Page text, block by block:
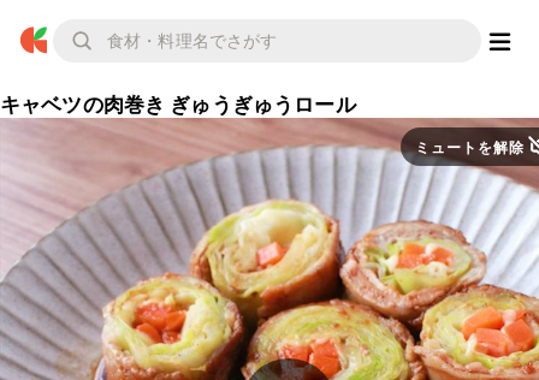
キャベツの肉巻き ぎゅうぎゅうロール
ミュートを解除